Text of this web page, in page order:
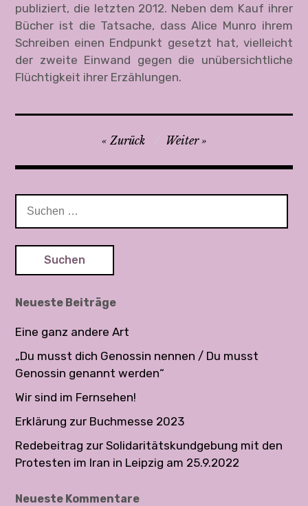
publiziert, die letzten 2012. Neben dem Kauf ihrer
Bücher ist die Tatsache, dass Alice Munro ihrem
Schreiben einen Endpunkt gesetzt hat, vielleicht
der zweite Einwand gegen die unübersichtliche
Flüchtigkeit ihrer Erzählungen.
e
r
a
g
s
a
v
i
g
a
t
i
o
Zurück Weiter
e
n
c
h
:
Neueste Beiträge
Eine ganz andere Art
„Du musst dich Genossin nennen / Du musst
Genossin genannt werden“
Wir sind im Fernsehen!
Erklärung zur Buchmesse 2023
Redebeitrag zur Solidaritätskundgebung mit den
Protesten im Iran in Leipzig am 25.9.2022
Neueste Kommentare